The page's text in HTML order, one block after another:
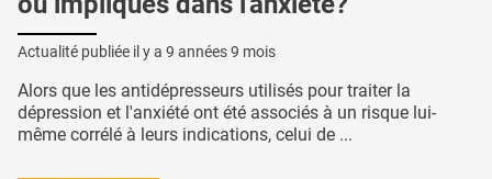
Actualité publiée il y a 9 années 9 mois
Alors que les antidépresseurs utilisés pour traiter la
dépression et l'anxiété ont été associés à un risque lui-
même corrélé à leurs indications, celui de ...